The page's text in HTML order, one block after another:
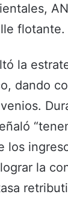
flotante.
la
dando
los
la